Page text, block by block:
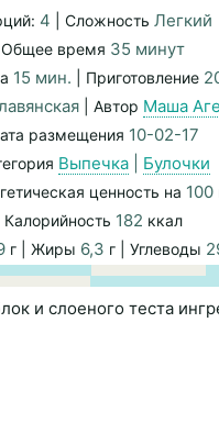
4 | Сложность Легкий
Общее время 35 минут
15 мин. | Приготовление
| Автор Маша
размещения 10-02-17
Выпечка| Булочки
ценность на 100
Калорийность 182 ккал
г | Жиры 6,3 г | Углеводы